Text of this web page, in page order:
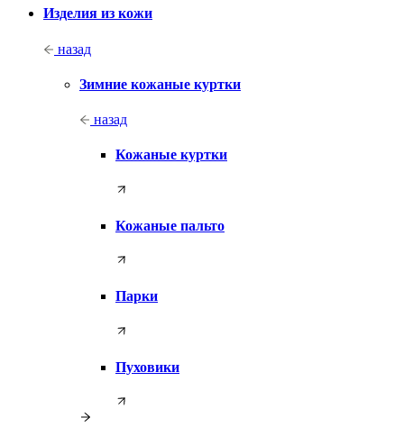
Изделия из кожи
назад
Зимние кожаные куртки
назад
Кожаные куртки
Кожаные пальто
Парки
Пуховики